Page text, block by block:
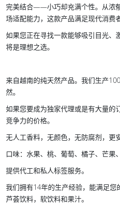
完美结合——小巧却充满个性。从浓
场适配能力，这款产品满足现代消费
如果您正在寻找一款能够吸引目光、
将是理想之选。
来自越南的纯天然产品。我们生产
然。
如果您要成为独家代理或是有大量的
竞争力的价格。
无人工香料，无颜色，无防腐剂，更
口味：水果、桃、葡萄、橘子、芒果
提供代工和私人标签服务。
我们拥有14年的生产经验，能满足您
芦荟饮料，软饮料和果汁。